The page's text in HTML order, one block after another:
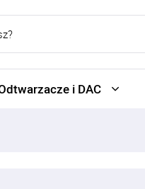
i DAC